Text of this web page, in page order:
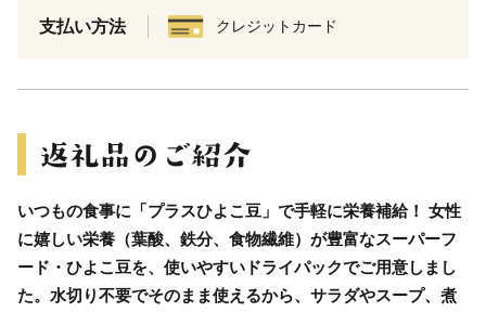
支払い方法 クレジットカード
いつもの食事に「プラスひよこ豆」で手軽に栄養補給！ 女性
に嬉しい栄養（葉酸、鉄分、食物繊維）が豊富なスーパーフ
ード・ひよこ豆を、使いやすいドライパックでご用意しまし
た。水切り不要でそのまま使えるから、サラダやスープ、煮